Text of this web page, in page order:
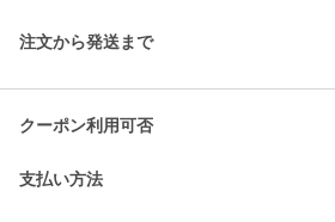
注文から発送まで
クーポン利用可否
支払い方法